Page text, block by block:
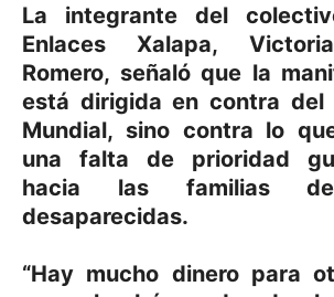
La integrante del
Enlaces Xalapa,
Romero, señaló que la
está dirigida en contra
Mundial, sino contra lo
una falta de prioridad
hacia las familias de
desaparecidas.
“Hay mucho dinero para